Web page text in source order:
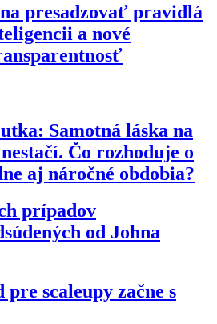
presadzovať pravidlá
a nové
Samotná láska na
Čo rozhoduje o
aj náročné obdobia?
prípadov
od Johna
scaleupy začne s